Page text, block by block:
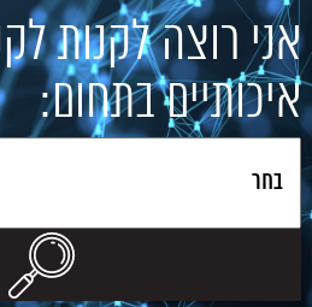
אני רוצה לקנות
איכותיים בתחום: